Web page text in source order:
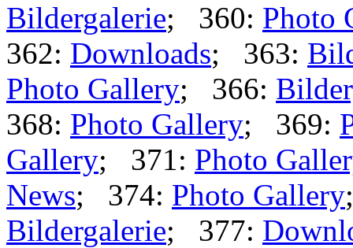
Bildergalerie; 360: Photo
362: Downloads; 363:
Photo Gallery; 366:
368: Photo Gallery; 369:
Gallery; 371: Photo
News; 374: Photo Gallery
Bildergalerie; 377: